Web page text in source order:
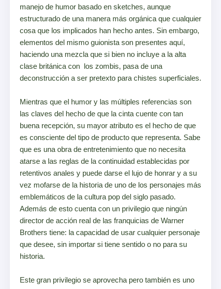
manejo de humor basado en sketches, aunque
estructurado de una manera más orgánica que cualquier
cosa que los implicados han hecho antes. Sin embargo,
elementos del mismo guionista son presentes aquí,
haciendo una mezcla que si bien no incluye a la alta
clase británica con los zombis, pasa de una
deconstrucción a ser pretexto para chistes superficiales.
Mientras que el humor y las múltiples referencias son
las claves del hecho de que la cinta cuente con tan
buena recepción, su mayor atributo es el hecho de que
es consciente del tipo de producto que representa. Sabe
que es una obra de entretenimiento que no necesita
atarse a las reglas de la continuidad establecidas por
retentivos anales y puede darse el lujo de honrar y a su
vez mofarse de la historia de uno de los personajes más
emblemáticos de la cultura pop del siglo pasado.
Además de esto cuenta con un privilegio que ningún
director de acción real de las franquicias de Warner
Brothers tiene: la capacidad de usar cualquier personaje
que desee, sin importar si tiene sentido o no para su
historia.
Este gran privilegio se aprovecha pero también es uno